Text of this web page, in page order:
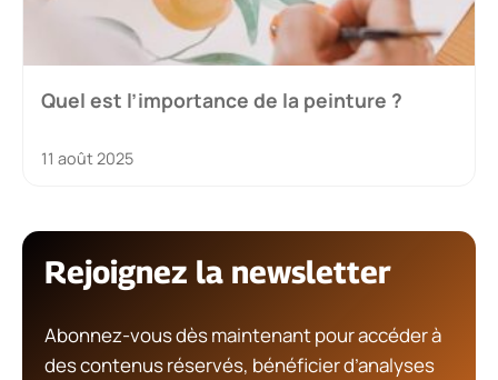
Quel est l’importance de la peinture ?
11 août 2025
Rejoignez la newsletter
Abonnez-vous dès maintenant pour accéder à
des contenus réservés, bénéficier d’analyses